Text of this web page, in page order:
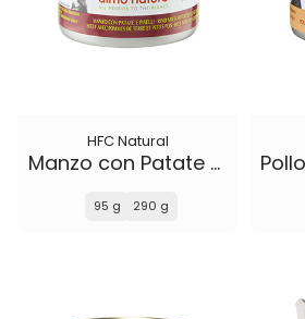
HFC Natural
Manzo con Patate e Piselli
95 g 290 g